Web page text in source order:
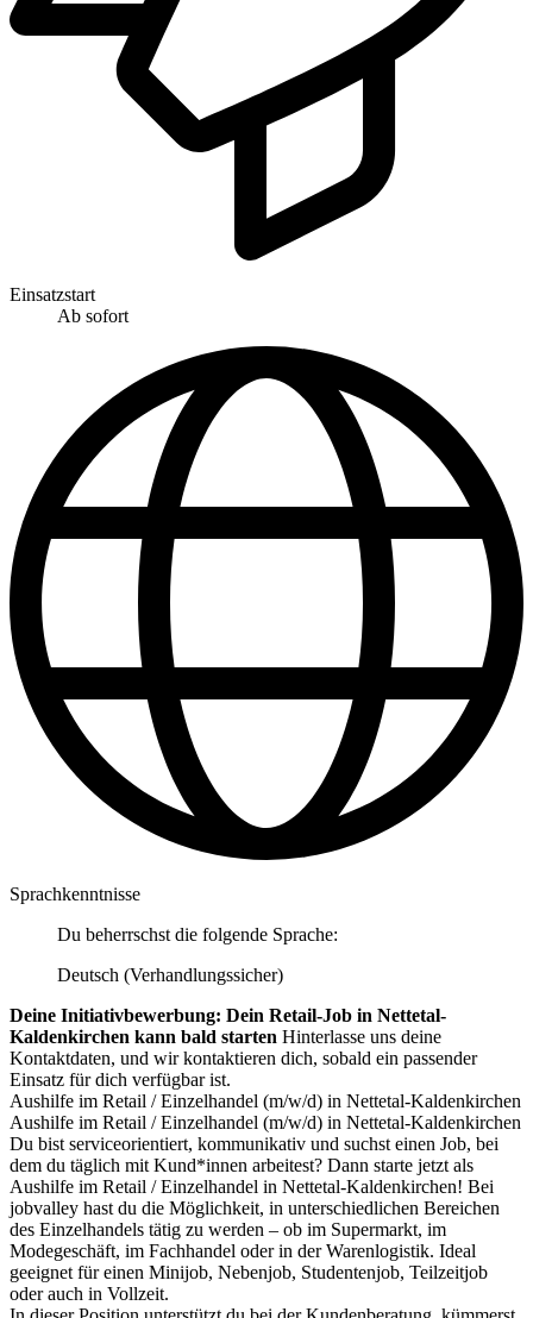
Einsatzstart
Ab sofort
Sprachkenntnisse
Du beherrschst die folgende Sprache:
Deutsch (Verhandlungssicher)
Deine Initiativbewerbung: Dein Retail-Job in Nettetal-
Kaldenkirchen kann bald starten Hinterlasse uns deine
Kontaktdaten, und wir kontaktieren dich, sobald ein passender
Einsatz für dich verfügbar ist.
Aushilfe im Retail / Einzelhandel (m/w/d) in Nettetal-Kaldenkirchen
Aushilfe im Retail / Einzelhandel (m/w/d) in Nettetal-Kaldenkirchen
Du bist serviceorientiert, kommunikativ und suchst einen Job, bei
dem du täglich mit Kund*innen arbeitest? Dann starte jetzt als
Aushilfe im Retail / Einzelhandel in Nettetal-Kaldenkirchen! Bei
jobvalley hast du die Möglichkeit, in unterschiedlichen Bereichen
des Einzelhandels tätig zu werden – ob im Supermarkt, im
Modegeschäft, im Fachhandel oder in der Warenlogistik. Ideal
geeignet für einen Minijob, Nebenjob, Studentenjob, Teilzeitjob
oder auch in Vollzeit.